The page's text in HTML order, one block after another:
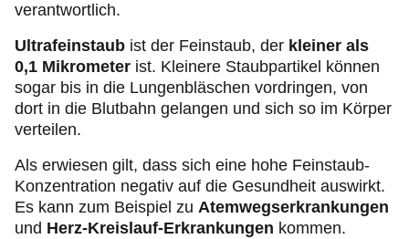
verantwortlich.
Ultrafeinstaub ist der Feinstaub, der kleiner als
0,1 Mikrometer ist. Kleinere Staubpartikel können
sogar bis in die Lungenbläschen vordringen, von
dort in die Blutbahn gelangen und sich so im Körper
verteilen.
Als erwiesen gilt, dass sich eine hohe Feinstaub-
Konzentration negativ auf die Gesundheit auswirkt.
Es kann zum Beispiel zu Atemwegserkrankungen
und Herz-Kreislauf-Erkrankungen kommen.